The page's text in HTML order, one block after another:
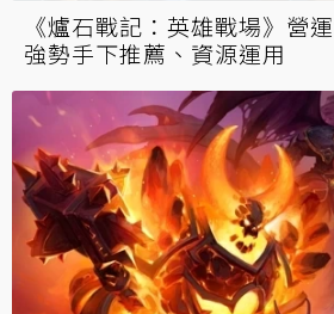
《爐石戰記：英雄戰場》營
強勢手下推薦、資源運用